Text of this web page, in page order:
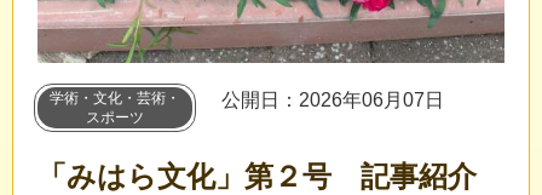
学術・文化・芸術・
スポーツ
公開日：2026年06月07日
「みはら文化」第２号 記事紹介